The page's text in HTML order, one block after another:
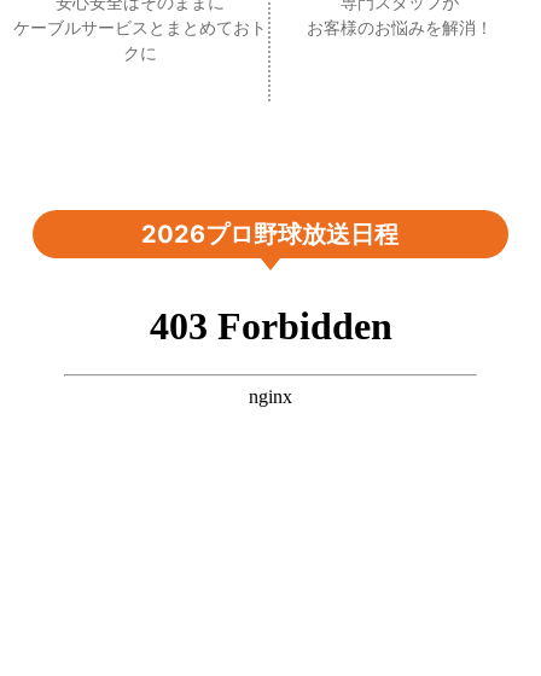
ケーブルサービスとまとめておト
クに
お客様のお悩みを解消！
2026プロ野球放送日程